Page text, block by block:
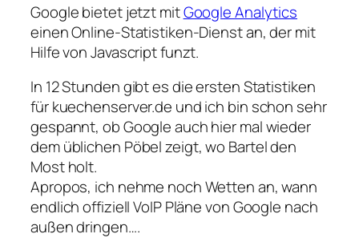
Google bietet jetzt mitGoogle Analytics
einen Online-Statistiken-Dienst an, der mit
Hilfe von Javascript funzt.
In 12 Stunden gibt es die ersten Statistiken
für kuechenserver.de und ich bin schon sehr
gespannt, ob Google auch hier mal wieder
dem üblichen Pöbel zeigt, wo Bartel den
Most holt.
Apropos, ich nehme noch Wetten an, wann
endlich offiziell VoIP Pläne von Google nach
außen dringen….